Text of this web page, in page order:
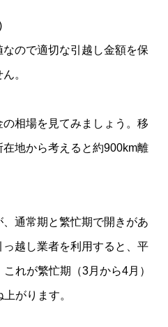
ので適切な引越し金額を保
。
相場を見てみましょう。移
地から考えると約900km離
通常期と繁忙期で開きがあ
越し業者を利用すると、平
れが繁忙期（3月から4月）
がります。